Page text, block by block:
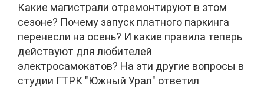
Какие магистрали отремонтируют в этом
сезоне? Почему запуск платного паркинга
перенесли на осень? И какие правила теперь
действуют для любителей
электросамокатов? На эти другие вопросы в
студии ГТРК "Южный Урал" ответил